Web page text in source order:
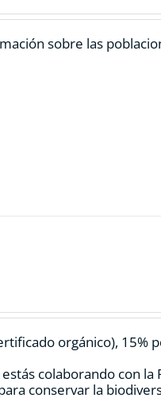
sobre las
orgánico),
colaborando con
conservar la